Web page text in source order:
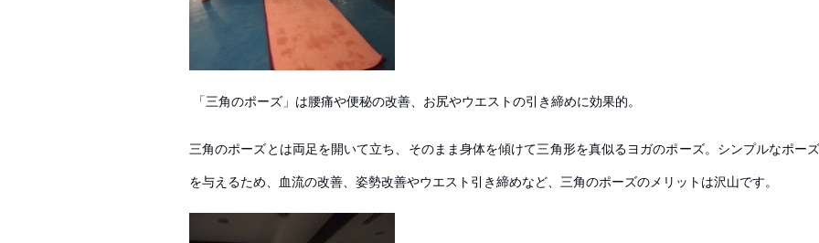
「三角のポーズ」は腰痛や便秘の改善、お尻やウエストの引き締めに効果的。
三角のポーズとは両足を開いて立ち、そのまま身体を傾けて三角形を真似るヨガのポーズ。 シンプルなポー
を与えるため、 血流の改善、姿勢改善やウエスト引き締めなど、三角のポーズのメリットは沢山です。